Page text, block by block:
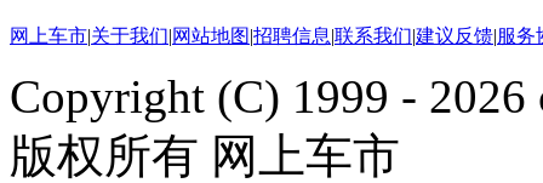
网上车市|关于我们|网站地图|招聘信息|联系我们|建议反馈|服务
Copyright (C) 1999 - 2026
版权所有 网上车市